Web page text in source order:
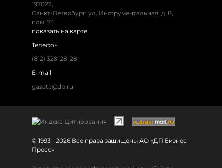
197022,
Санкт-Петербург, ул. Инструментальная, д. 8,
пом. 74.
показать на карте
Телефон
(812) 328-28-28
E-mail
gazeta@dp.ru
© 1993 - 2026 Все права защищены АО «ДП Бизнес
Пресс»